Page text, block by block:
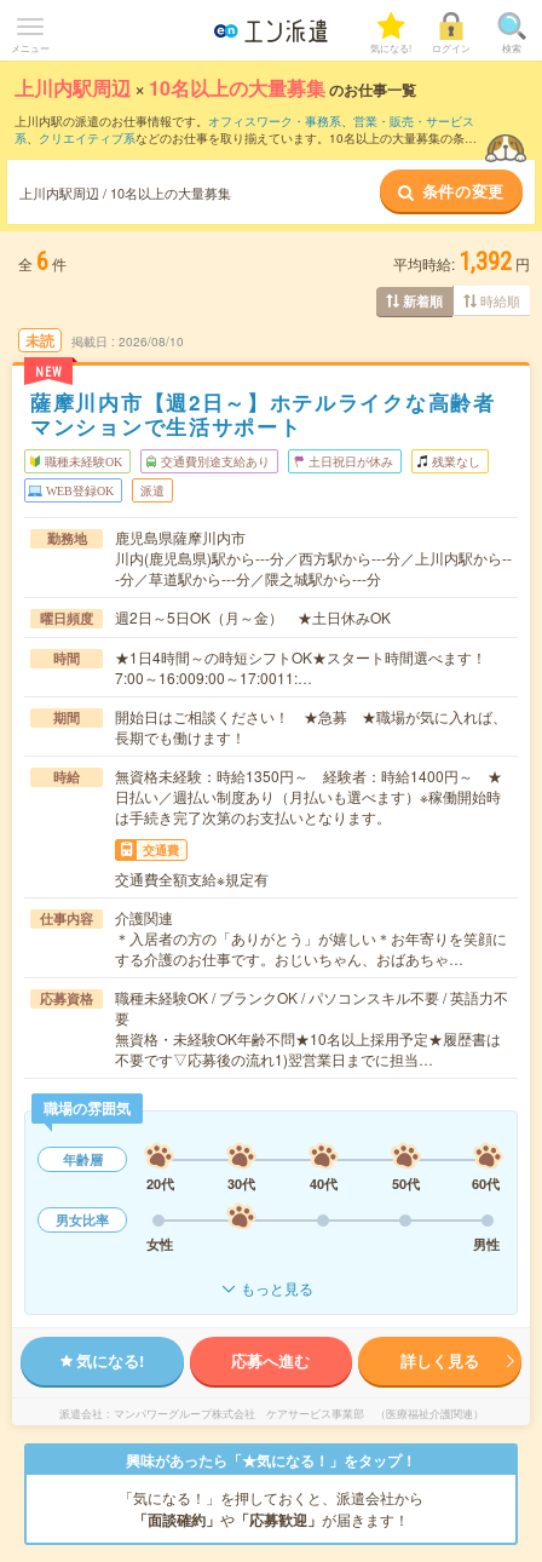
メニュー 気になる! ログイン 検索
上川内駅周辺 × 10名以上の大量募集のお仕事一覧
上川内駅の派遣のお仕事情報です。 オフィスワーク・事務系、 営業・販売・サービス
系、 クリエイティブ系などのお仕事を取り揃えています。10名以上の大量募集の条件
上川内駅周辺 / 10名以上の大量募集 条件の変更
全 6件 平均時給: 1,392 円
新着順 時給順
未読
NEW
掲載日 2026/08/10
薩摩川内市【週2日～】ホテルライクな高齢者
マンションで生活サポート
職種未経験OK 交通費別途支給あり 土日祝日が休み 残業なし
WEB登録OK 派遣
勤務地
鹿児島県薩摩川内市
川内(鹿児島県)駅から---分／西方駅から---分／上川内駅から--
-分／草道駅から---分／隈之城駅から---分
曜日頻度 週2日～5日OK（月～金） ★土日休みOK
時間
★1日4時間～の時短シフトOK★スタート時間選べます！
7:00～16:009:00～17:0011:…
期間
開始日はご相談ください！ ★急募 ★職場が気に入れば、
長期でも働けます！
時給
無資格未経験：時給1350円～ 経験者：時給1400円～ ★
日払い／週払い制度あり（月払いも選べます）※稼働開始時
は手続き完了次第のお支払いとなります。
交通費
交通費全額支給※規定有
仕事内容
介護関連
＊入居者の方の「ありがとう」が嬉しい＊お年寄りを笑顔に
する介護のお仕事です。おじいちゃん、おばあちゃ…
応募資格
職種未経験OK / ブランクOK / パソコンスキル不要 / 英語力不
要
無資格・未経験OK年齢不問★10名以上採用予定★履歴書は
不要です▽応募後の流れ1)翌営業日までに担当…
職場の雰囲気
年齢層
20代
30代 40代 50代
60代
男女比率
女性
男性
もっと見る
気になる! 応募へ進む 詳しく見る
派遣会社 マンパワーグループ株式会社 ケアサービス事業部 （医療福祉介護関連）
興味があったら「★気になる！」をタップ！
「気になる！」を押しておくと、派遣会社から
「面談確約」 や 「応募歓迎」 が届きます！